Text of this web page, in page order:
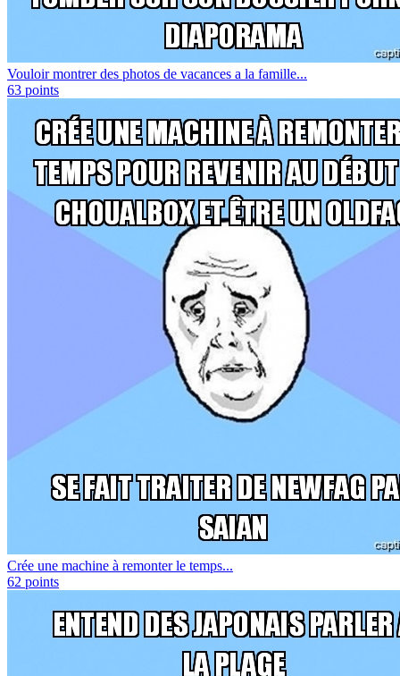
Vouloir montrer des photos de vacances a la famille...
63 points
Crée une machine à remonter le temps...
62 points